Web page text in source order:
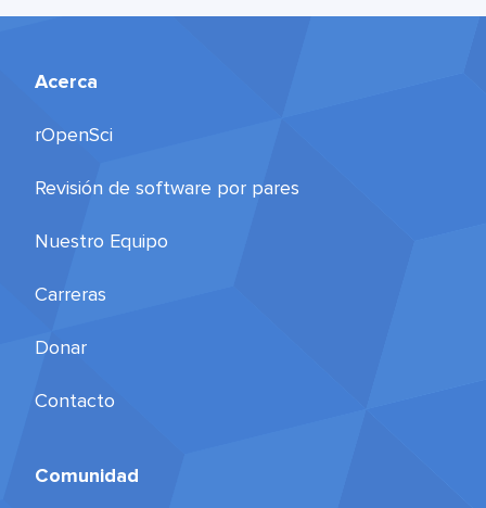
Acerca
rOpenSci
Revisión de software por pares
Nuestro Equipo
Carreras
Donar
Contacto
Comunidad